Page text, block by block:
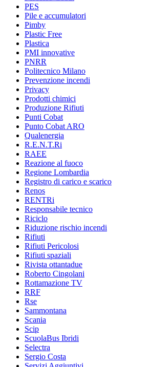
PES
Pile e accumulatori
Pimby
Plastic Free
Plastica
PMI innovative
PNRR
Politecnico Milano
Prevenzione incendi
Privacy
Prodotti chimici
Produzione Rifiuti
Punti Cobat
Punto Cobat ARO
Qualenergia
R.E.N.T.Ri
RAEE
Reazione al fuoco
Regione Lombardia
Registro di carico e scarico
Renos
RENTRi
Responsabile tecnico
Riciclo
Riduzione rischio incendi
Rifiuti
Rifiuti Pericolosi
Rifiuti spaziali
Rivista ottantadue
Roberto Cingolani
Rottamazione TV
RRF
Rse
Sammontana
Scania
Scip
ScuolaBus Ibridi
Selectra
Sergio Costa